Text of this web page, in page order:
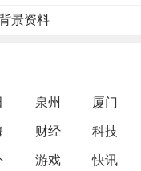
景资料
泉州 厦门
财经 科技
游戏 快讯